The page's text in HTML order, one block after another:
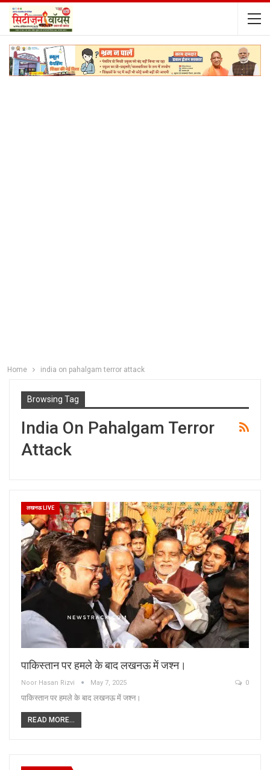
Home india on pahalgam terror attack
Browsing Tag
India On Pahalgam Terror
Attack
लखनऊ LIVE
पाकिस्तान पर हमले के बाद लखनऊ में जश्न।
Noor Hasan Rizvi May 7, 2025 0
पाकिस्तान पर हमले के बाद लखनऊ में जश्न।
READ MORE...